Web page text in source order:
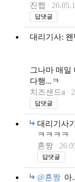
진햅
답댓글
대리기사: 왠
그나마 매일
다행...ㅋ
치즈샌드a
답댓글
대리기사
ㅋㅋㅋㅋ
횬짱
답댓글
@횬짱 아